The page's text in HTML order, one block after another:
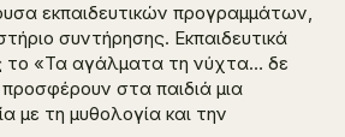
εκπαιδευτικών προγραμμάτων,
συντήρησης. Εκπαιδευτικά
«Τα αγάλματα τη νύχτα… δε
στα παιδιά μια
με τη μυθολογία και την